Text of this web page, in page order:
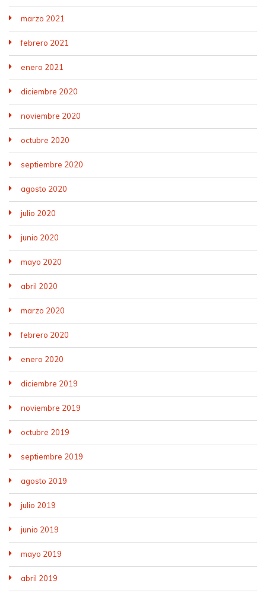
marzo 2021
febrero 2021
enero 2021
diciembre 2020
noviembre 2020
octubre 2020
septiembre 2020
agosto 2020
julio 2020
junio 2020
mayo 2020
abril 2020
marzo 2020
febrero 2020
enero 2020
diciembre 2019
noviembre 2019
octubre 2019
septiembre 2019
agosto 2019
julio 2019
junio 2019
mayo 2019
abril 2019